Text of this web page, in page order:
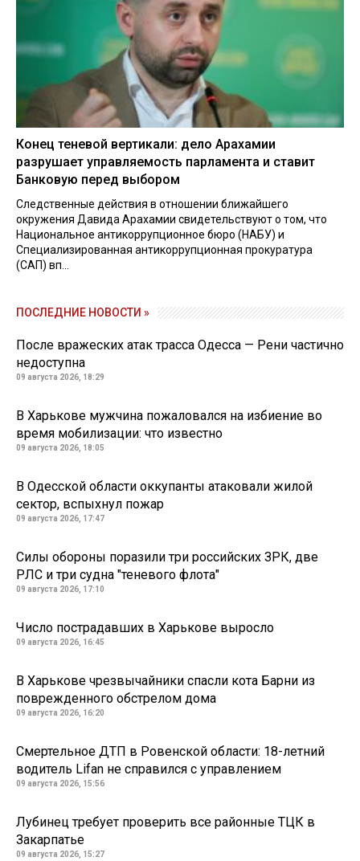
Конец теневой вертикали: дело Арахамии
разрушает управляемость парламента и ставит
Банковую перед выбором
Следственные действия в отношении ближайшего
окружения Давида Арахамии свидетельствуют о том, что
Национальное антикоррупционное бюро (НАБУ) и
Специализированная антикоррупционная прокуратура
(САП) вп...
ПОСЛЕДНИЕ НОВОСТИ »
После вражеских атак трасса Одесса — Рени частично
недоступна
09 августа 2026, 18:29
В Харькове мужчина пожаловался на избиение во
время мобилизации: что известно
09 августа 2026, 18:05
В Одесской области оккупанты атаковали жилой
сектор, вспыхнул пожар
09 августа 2026, 17:47
Силы обороны поразили три российских ЗРК, две
РЛС и три судна "теневого флота"
09 августа 2026, 17:10
Число пострадавших в Харькове выросло
09 августа 2026, 16:45
В Харькове чрезвычайники спасли кота Барни из
поврежденного обстрелом дома
09 августа 2026, 16:20
Смертельное ДТП в Ровенской области: 18-летний
водитель Lifan не справился с управлением
09 августа 2026, 15:56
Лубинец требует проверить все районные ТЦК в
Закарпатье
09 августа 2026, 15:27